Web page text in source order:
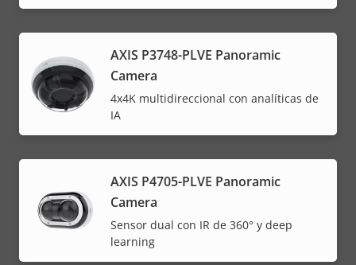
AXIS P3748-PLVE Panoramic
Camera
4x4K multidireccional con analíticas de
IA
AXIS P4705-PLVE Panoramic
Camera
Sensor dual con IR de 360° y deep
learning